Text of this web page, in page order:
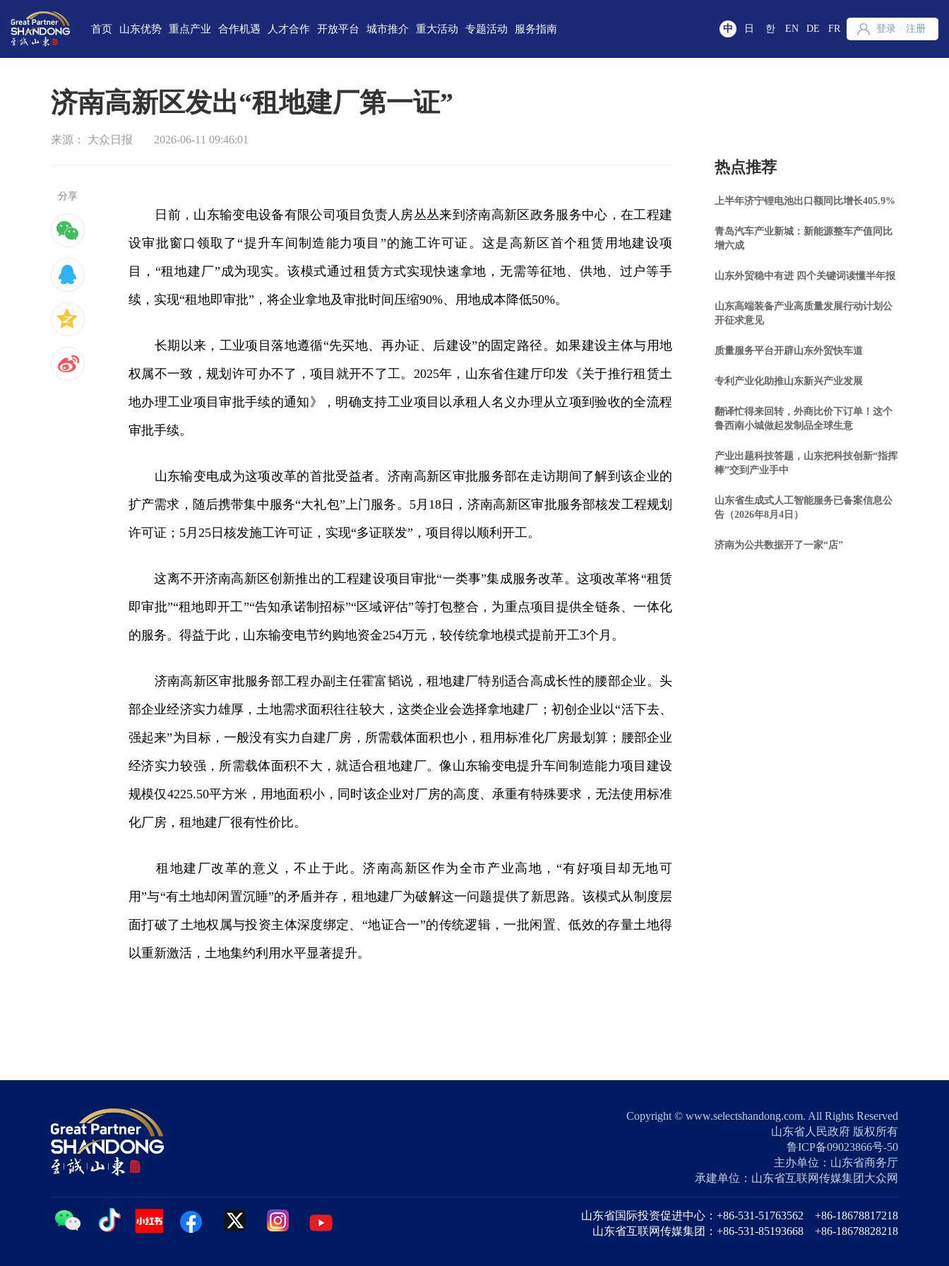
首页 山东优势
独特的区位优势
雄厚的经济基础
完备的产业体系
蓬勃的海洋经济
丰富的人力资源
强大的科技实力
深厚的文化底蕴
宜居的生活环境
重点产业
新一代信息技术 高端装备
新能源 新材料
现代海洋 医养健康
高端化工 现代高效农业
合作机遇
合作项目库
重点外资项目跟踪推进平台
人才合作
人才需求
最新招聘
开放平台
中国(山东)自由贸易试验区
高新技术产业开发区
经济（技术）开发区
中国-上海合作组织地方经贸合作示范区
城市推介
济南 青岛
淄博
东营
临沂 聊城
滨州 菏泽
重大活动 专题活动
重点区域招商
服务指南
政务服务
中 日 한 EN DE FR 登录 / 注册
济南高新区发出“租地建厂第一证”
来源： 大众日报 2026-06-11 09:46:01
日前，山东输变电设备有限公司项目负责人房丛丛来到济南高新区政务服务中心，在工程建
设审批窗口领取了“提升车间制造能力项目”的施工许可证。这是高新区首个租赁用地建设项
目，“租地建厂”成为现实。该模式通过租赁方式实现快速拿地，无需等征地、供地、过户等手
续，实现“租地即审批”，将企业拿地及审批时间压缩90%、用地成本降低50%。
长期以来，工业项目落地遵循“先买地、再办证、后建设”的固定路径。如果建设主体与用地
权属不一致，规划许可办不了，项目就开不了工。2025年，山东省住建厅印发《关于推行租赁土
地办理工业项目审批手续的通知》，明确支持工业项目以承租人名义办理从立项到验收的全流程
审批手续。
山东输变电成为这项改革的首批受益者。济南高新区审批服务部在走访期间了解到该企业的
扩产需求，随后携带集中服务“大礼包”上门服务。5月18日，济南高新区审批服务部核发工程规划
许可证；5月25日核发施工许可证，实现“多证联发”，项目得以顺利开工。
这离不开济南高新区创新推出的工程建设项目审批“一类事”集成服务改革。这项改革将“租赁
即审批”“租地即开工”“告知承诺制招标”“区域评估”等打包整合，为重点项目提供全链条、一体化
的服务。得益于此，山东输变电节约购地资金254万元，较传统拿地模式提前开工3个月。
济南高新区审批服务部工程办副主任霍富韬说，租地建厂特别适合高成长性的腰部企业。头
部企业经济实力雄厚，土地需求面积往往较大，这类企业会选择拿地建厂；初创企业以“活下去、
强起来”为目标，一般没有实力自建厂房，所需载体面积也小，租用标准化厂房最划算；腰部企业
经济实力较强，所需载体面积不大，就适合租地建厂。像山东输变电提升车间制造能力项目建设
规模仅4225.50平方米，用地面积小，同时该企业对厂房的高度、承重有特殊要求，无法使用标准
化厂房，租地建厂很有性价比。
租地建厂改革的意义，不止于此。济南高新区作为全市产业高地，“有好项目却无地可
用”与“有土地却闲置沉睡”的矛盾并存，租地建厂为破解这一问题提供了新思路。该模式从制度层
面打破了土地权属与投资主体深度绑定、“地证合一”的传统逻辑，一批闲置、低效的存量土地得
以重新激活，土地集约利用水平显著提升。
分享
热点推荐
上半年济宁锂电池出口额同比增长405.9%
青岛汽车产业新城：新能源整车产值同比
增六成
山东外贸稳中有进 四个关键词读懂半年报
山东高端装备产业高质量发展行动计划公
开征求意见
质量服务平台开辟山东外贸快车道
专利产业化助推山东新兴产业发展
翻译忙得来回转，外商比价下订单！这个
鲁西南小城做起发制品全球生意
产业出题科技答题，山东把科技创新“指挥
棒”交到产业手中
山东省生成式人工智能服务已备案信息公
告（2026年8月4日）
济南为公共数据开了一家“店”
Copyright © www.selectshandong.com. All Rights Reserved
山东省人民政府 版权所有
鲁ICP备09023866号-50
主办单位：山东省商务厅
承建单位：山东省互联网传媒集团大众网
山东省国际投资促进中心：+86-531-51763562 +86-18678817218
山东省互联网传媒集团：+86-531-85193668 +86-18678828218